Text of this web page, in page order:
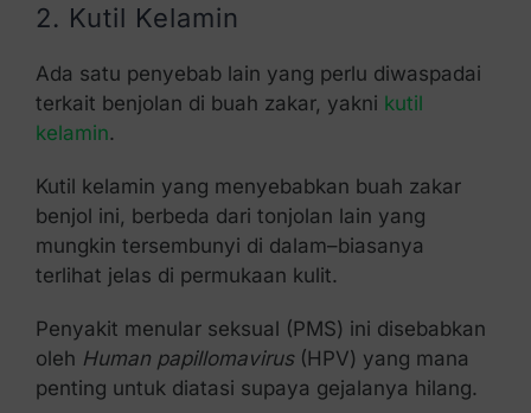
2. Kutil Kelamin
Ada satu penyebab lain yang perlu diwaspadai
terkait benjolan di buah zakar, yakni kutil
kelamin.
Kutil kelamin yang menyebabkan buah zakar
benjol ini, berbeda dari tonjolan lain yang
mungkin tersembunyi di dalam–biasanya
terlihat jelas di permukaan kulit.
Penyakit menular seksual (PMS) ini disebabkan
oleh Human papillomavirus(HPV) yang mana
penting untuk diatasi supaya gejalanya hilang.